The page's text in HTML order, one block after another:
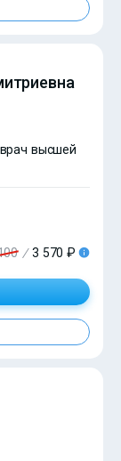
врач высшей
/ 3 570 ₽